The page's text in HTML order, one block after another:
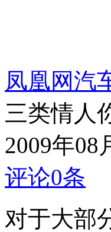
凤凰网汽
三类情人
2009年08
评论0条
对于大部